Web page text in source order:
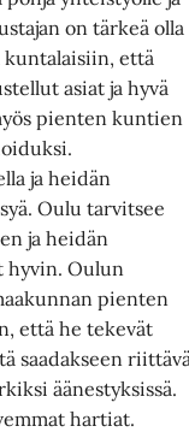
on tärkeä olla
että
asiat ja hyvä
pienten kuntien
ja heidän
Oulu tarvitsee
ja heidän
hyvin. Oulun
pienten
että he tekevät
saadakseen
äänestyksissä.
hartiat.